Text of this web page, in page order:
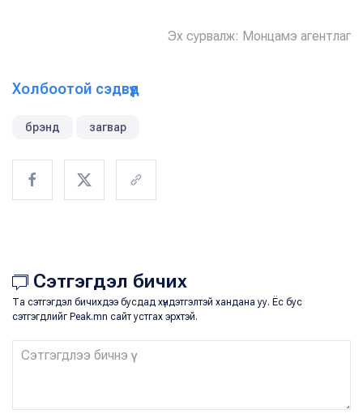
Эх сурвалж: Монцамэ агентлаг
Холбоотой сэдвүүд
брэнд загвар
Сэтгэгдэл бичих
Та сэтгэгдэл бичихдээ бусдад хүндэтгэлтэй хандана уу. Ёс бус
сэтгэгдлийг Peak.mn сайт устгах эрхтэй.